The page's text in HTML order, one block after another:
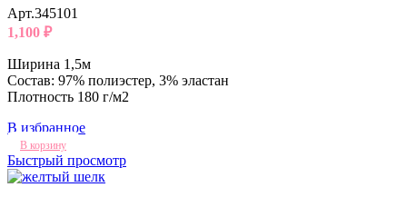
Арт.345101
1,100 ₽
Ширина 1,5м
Состав: 97% полиэстер, 3% эластан
Плотность 180 г/м2
В избранное
В корзину
Быстрый просмотр